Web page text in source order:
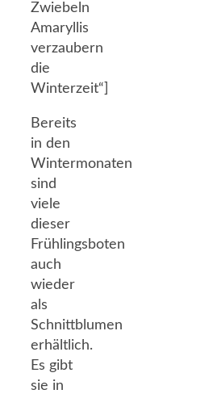
Zwiebeln
Amaryllis
verzaubern
die
Winterzeit“]
Bereits
in den
Wintermonaten
sind
viele
dieser
Frühlingsboten
auch
wieder
als
Schnittblumen
erhältlich.
Es gibt
sie in